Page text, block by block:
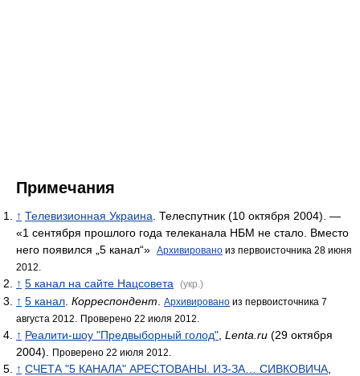
Примечания
↑ Телевизионная Украина . Телеспутник (10 октября 2004). —
«1 сентября прошлого года телеканала НБМ не стало. Вместо
него появился „5 канал“»
Архивировано из первоисточника 28 июня
2012.
↑ 5 канал на сайте Нацсовета (укр.)
↑ 5 канал Корреспондент Архивировано из первоисточника 7
августа 2012.
Проверено 22 июля 2012.
↑ Реалити-шоу "Предвыборный голод" Lenta.ru (29 октября
2004).
Проверено 22 июля 2012.
↑ СЧЕТА "5 КАНАЛА" АРЕСТОВАНЫ. ИЗ-ЗА… СИВКОВИЧА